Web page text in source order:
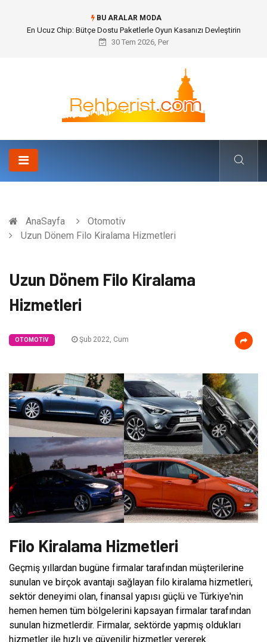
BU ARALAR MODA
Bohem Ev Dekoru Nedir?
30 Tem 2026, Per
AnaSayfa
Otomotiv
Uzun Dönem Filo Kiralama Hizmetleri
Uzun Dönem Filo Kiralama
Hizmetleri
OTOMOTIV Şub 2022, Cum
Filo Kiralama Hizmetleri
Geçmiş yıllardan bugüne firmalar tarafından müşterilerine
sunulan ve birçok avantajı sağlayan filo kiralama hizmetleri,
sektör deneyimi olan, finansal yapısı güçlü ve Türkiye'nin
hemen hemen tüm bölgelerini kapsayan firmalar tarafından
sunulan hizmetlerdir. Firmalar, sektörde yapmış oldukları
hizmetler ile hızlı ve güvenilir hizmetler vererek